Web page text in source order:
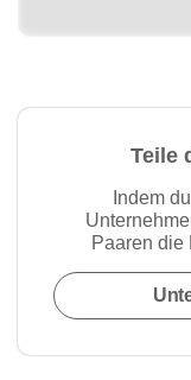
Teile
Indem
Paaren die